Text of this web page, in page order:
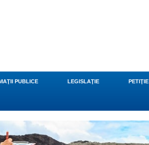
PUBLICE LEGISLAŢIE PETIŢIE